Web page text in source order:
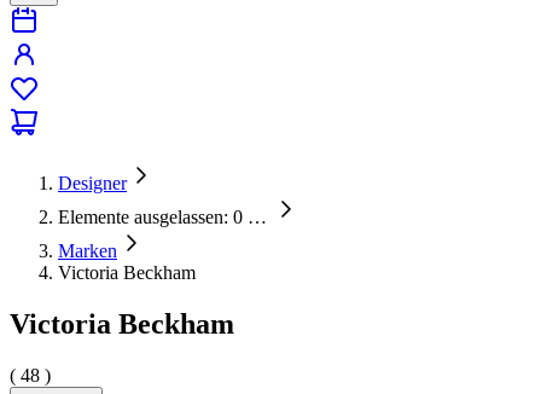
Designer
Elemente ausgelassen: 0 …
Marken
Victoria Beckham
Victoria Beckham
( 48 )